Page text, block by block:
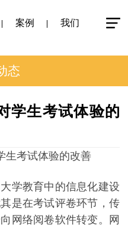
案例 我们
态
学生考试体验的
生考试体验的改善
教育中的信息化建设
是在考试评卷环节，传
网络阅卷软件转变。网